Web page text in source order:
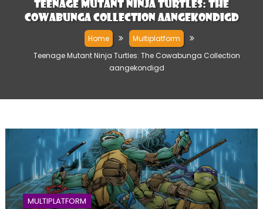
Teenage Mutant Ninja Turtles: The
Cowabunga Collection aangekondigd
Home
Multiplatform
Teenage Mutant Ninja Turtles: The Cowabunga Collection
aangekondigd
MULTIPLATFORM